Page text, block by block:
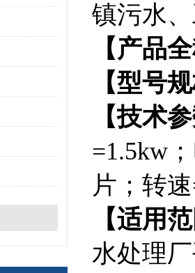
镇污水
【产品
【型号
【技术
=1.5kw
片；转
【适用
水处理